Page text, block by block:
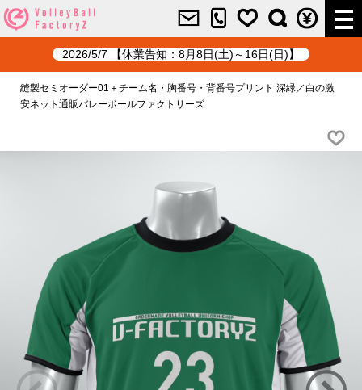
2026/5/7 【休業告知：8月8日(土)～16日(日)】
縫製セミオーダー01＋チーム名・胸番号・背番号プリント 深緑／白の激
安ネット通販バレーボールファクトリーズ